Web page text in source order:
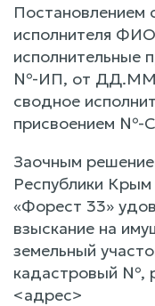
Постановлением
исполнителя
№-ИП, от
сводное
присвоением №-
Заочным
Республики
«Форест 33»
взыскание на
земельный
кадастровый №,
<адрес>